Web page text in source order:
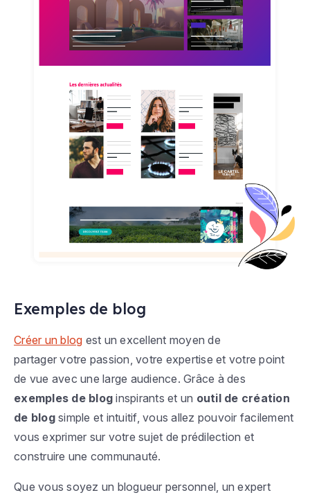
Exemples de blog
Créer un blog est un excellent moyen de
partager votre passion, votre expertise et votre point
de vue avec une large audience. Grâce à des
exemples de blog inspirants et un outil de création
de blogsimple et intuitif, vous allez pouvoir facilement
vous exprimer sur votre sujet de prédilection et
construire une communauté.
Que vous soyez un blogueur personnel, un expert